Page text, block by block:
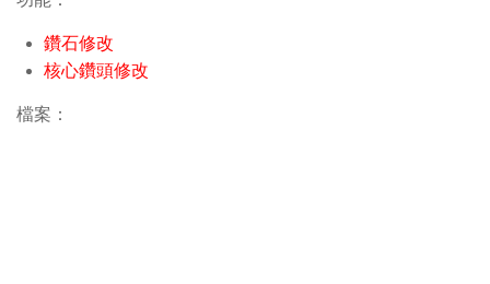
鑽石修改
核心鑽頭修改
檔案：